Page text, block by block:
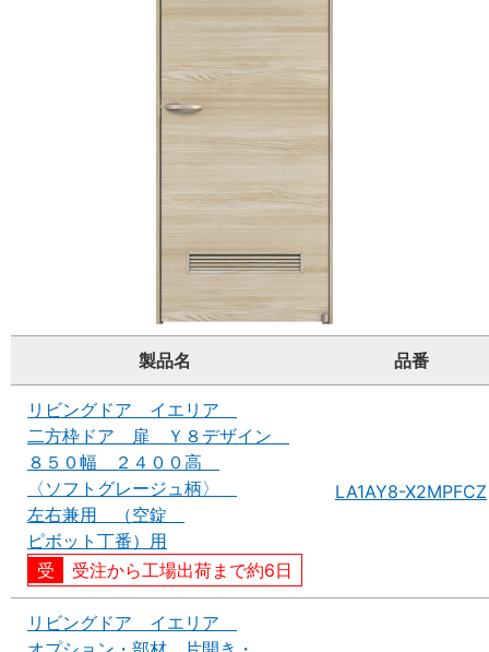
製品名 品番
リビングドア イエリア
二方枠ドア 扉 Ｙ８デザイン
８５０幅 ２４００高
〈ソフトグレージュ柄〉
左右兼用 （空錠
ピボット丁番）用
受注から工場出荷まで約6日
LA1AY8-X2MPFCZ
リビングドア イエリア